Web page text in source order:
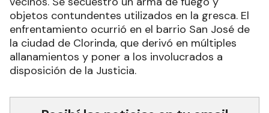
objetos contundentes utilizados en la gresca. El
enfrentamiento ocurrió en el barrio San José de
la ciudad de Clorinda, que derivó en múltiples
allanamientos y poner a los involucrados a
disposición de la Justicia.